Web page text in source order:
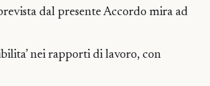
dal presente Accordo mira ad
nei rapporti di lavoro, con